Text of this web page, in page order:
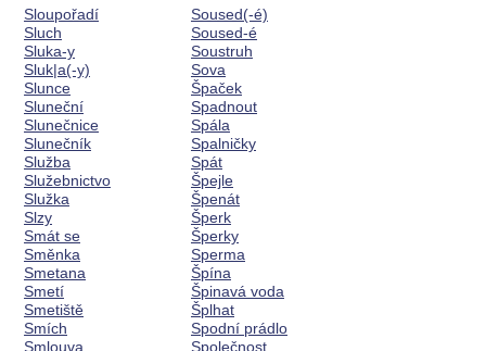
Sloupořadí
Sluch
Sluka-y
Sluk|a(-y)
Slunce
Sluneční
Slunečnice
Slunečník
Služba
Služebnictvo
Služka
Slzy
Smát se
Směnka
Smetana
Smetí
Smetiště
Smích
Smlouva
Soused(-é)
Soused-é
Soustruh
Sova
Špaček
Spadnout
Spála
Spalničky
Spát
Špejle
Špenát
Šperk
Šperky
Sperma
Špína
Špinavá voda
Šplhat
Spodní prádlo
Společnost